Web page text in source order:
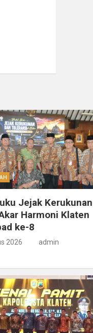
Jejak Kerukunan
Harmoni Klaten
ke-8
2026 admin